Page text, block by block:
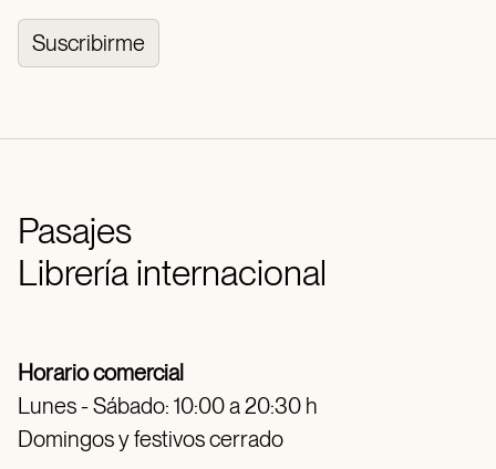
Suscribirme
Pasajes
Librería internacional
Horario comercial
Lunes - Sábado: 10:00 a 20:30 h
Domingos y festivos cerrado